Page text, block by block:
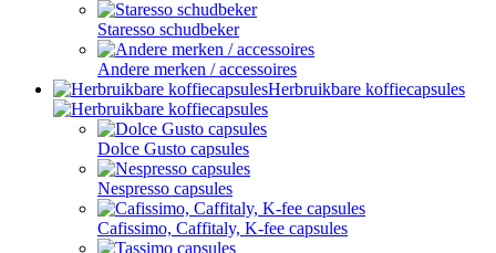
Staresso schudbeker
Andere merken / accessoires
Herbruikbare koffiecapsules
Dolce Gusto capsules
Nespresso capsules
Cafissimo, Caffitaly, K-fee capsules